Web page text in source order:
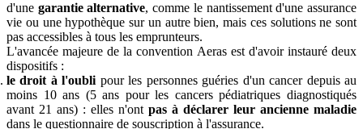
d'une garantie alternative, comme le nantissement d'une assurance
vie ou une hypothèque sur un autre bien, mais ces solutions ne sont
pas accessibles à tous les emprunteurs.
L'avancée majeure de la convention Aeras est d'avoir instauré deux
dispositifs :
le droit à l'oubli pour les personnes guéries d'un cancer depuis au
moins 10 ans (5 ans pour les cancers pédiatriques diagnostiqués
avant 21 ans) : elles n'ont pas à déclarer leur ancienne maladie
dans le questionnaire de souscription à l'assurance.